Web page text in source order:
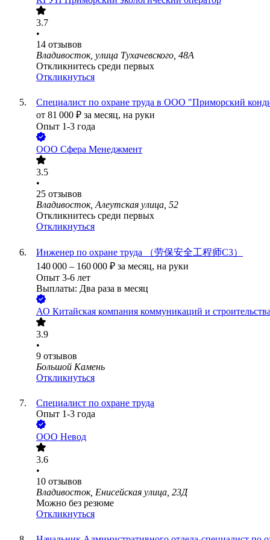
3.7
•
14 отзывов
Владивосток, улица Тухачевского, 48А
Откликнитесь среди первых
Откликнуться
Специалист по охране труда в ООО "Приморский
от 81 000 ₽ за месяц, на руки
Опыт 1-3 года
ООО Сфера Менеджмент
3.5
•
25 отзывов
Владивосток, Алеутская улица, 52
Откликнитесь среди первых
Откликнуться
Инженер по охране труда （劳保安全工程师С3）
140 000 – 160 000 ₽ за месяц, на руки
Опыт 3-6 лет
Выплаты: Два раза в месяц
АО Китайская компания коммуникаций и строительства
3.9
•
9 отзывов
Большой Камень
Откликнуться
Специалист по охране труда
Опыт 1-3 года
ООО Невод
3.6
•
10 отзывов
Владивосток, Енисейская улица, 23Д
Можно без резюме
Откликнуться